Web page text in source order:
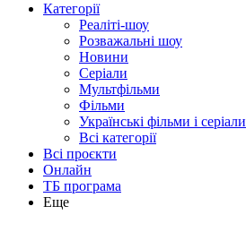
Категорії
Реаліті-шоу
Розважальні шоу
Новини
Серіали
Мультфільми
Фільми
Українські фільми і серіали
Всі категорії
Всі проєкти
Онлайн
ТБ програма
Еще